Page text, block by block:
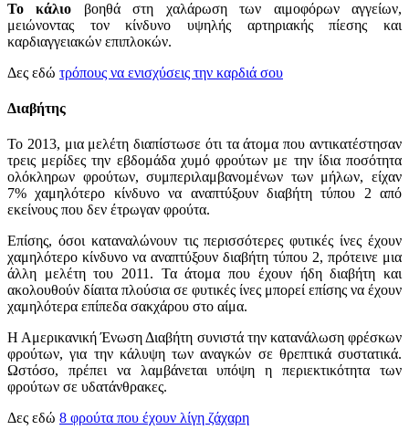
Το κάλιο βοηθά στη χαλάρωση των αιμοφόρων αγγείων,
μειώνοντας τον κίνδυνο υψηλής αρτηριακής πίεσης και
καρδιαγγειακών επιπλοκών.
Δες εδώ τρόπους να ενισχύσεις την καρδιά σου
Διαβήτης
Το 2013, μια μελέτη διαπίστωσε ότι τα άτομα που αντικατέστησαν
τρεις μερίδες την εβδομάδα χυμό φρούτων με την ίδια ποσότητα
ολόκληρων φρούτων, συμπεριλαμβανομένων των μήλων, είχαν
7% χαμηλότερο κίνδυνο να αναπτύξουν διαβήτη τύπου 2 από
εκείνους που δεν έτρωγαν φρούτα.
Επίσης, όσοι καταναλώνουν τις περισσότερες φυτικές ίνες έχουν
χαμηλότερο κίνδυνο να αναπτύξουν διαβήτη τύπου 2, πρότεινε μια
άλλη μελέτη του 2011. Τα άτομα που έχουν ήδη διαβήτη και
ακολουθούν δίαιτα πλούσια σε φυτικές ίνες μπορεί επίσης να έχουν
χαμηλότερα επίπεδα σακχάρου στο αίμα.
Η Αμερικανική Ένωση Διαβήτη συνιστά την κατανάλωση φρέσκων
φρούτων, για την κάλυψη των αναγκών σε θρεπτικά συστατικά.
Ωστόσο, πρέπει να λαμβάνεται υπόψη η περιεκτικότητα των
φρούτων σε υδατάνθρακες.
Δες εδώ 8 φρούτα που έχουν λίγη ζάχαρη